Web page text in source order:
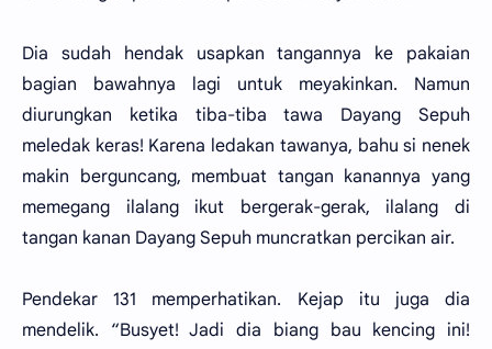
Dia sudah hendak usapkan tangannya ke pakaian
bagian bawahnya lagi untuk meyakinkan. Namun
diurungkan ketika tiba-tiba tawa Dayang Sepuh
meledak keras! Karena ledakan tawanya, bahu si nenek
makin berguncang, membuat tangan kanannya yang
memegang ilalang ikut bergerak-gerak, ilalang di
tangan kanan Dayang Sepuh muncratkan percikan air.
Pendekar 131 memperhatikan. Kejap itu juga dia
mendelik. “Busyet! Jadi dia biang bau kencing ini!